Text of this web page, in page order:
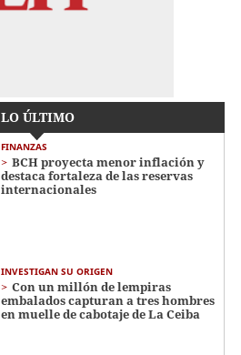
LO ÚLTIMO
FINANZAS
BCH proyecta menor inflación y
destaca fortaleza de las reservas
internacionales
INVESTIGAN SU ORIGEN
Con un millón de lempiras
embalados capturan a tres hombres
en muelle de cabotaje de La Ceiba